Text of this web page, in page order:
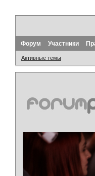
Форум Участники
Активные темы